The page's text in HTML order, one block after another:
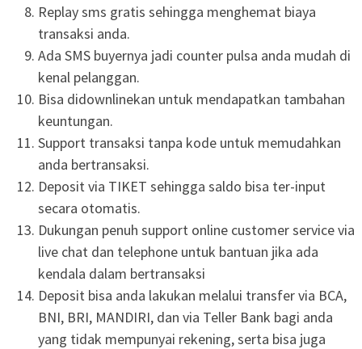
Replay sms gratis sehingga menghemat biaya
transaksi anda.
Ada SMS buyernya jadi counter pulsa anda mudah di
kenal pelanggan.
Bisa didownlinekan untuk mendapatkan tambahan
keuntungan.
Support transaksi tanpa kode untuk memudahkan
anda bertransaksi.
Deposit via TIKET sehingga saldo bisa ter-input
secara otomatis.
Dukungan penuh support online customer service via
live chat dan telephone untuk bantuan jika ada
kendala dalam bertransaksi
Deposit bisa anda lakukan melalui transfer via BCA,
BNI, BRI, MANDIRI, dan via Teller Bank bagi anda
yang tidak mempunyai rekening, serta bisa juga